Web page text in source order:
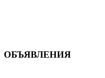
ОБЪЯВЛЕНИЯ